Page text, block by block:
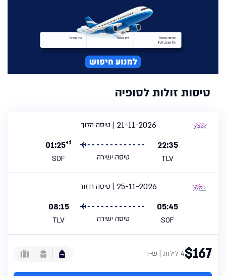
טיסות זולות לסופיה
טיסה הלוך
21-11-2026
22:35
TLV טיסה ישירה
01:25+1
SOF
טיסה חזור
25-11-2026
05:45
SOF טיסה ישירה
08:15
TLV
$1674 לילות | ש-ד